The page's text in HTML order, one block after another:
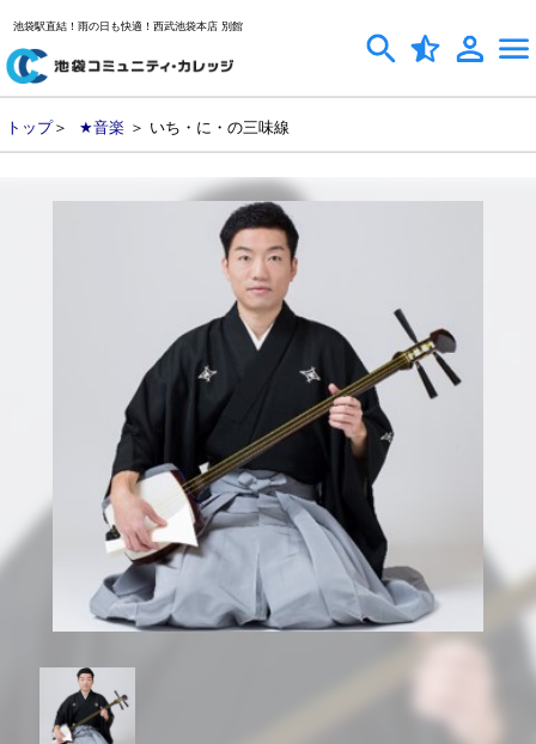
池袋駅直結！雨の日も快適！西武池袋本店 別館
トップ＞ ★音楽 ＞ いち・に・の三味線